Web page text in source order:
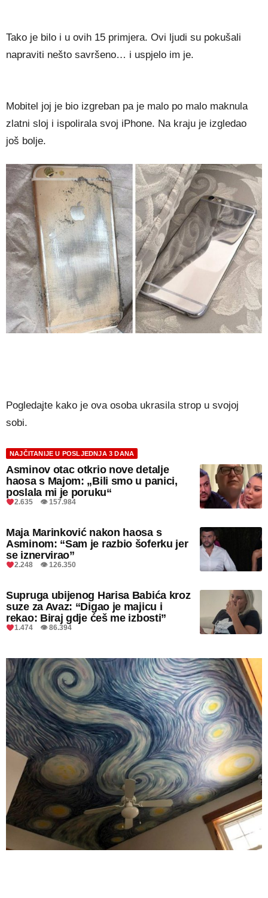
Tako je bilo i u ovih 15 primjera. Ovi ljudi su pokušali
napraviti nešto savršeno… i uspjelo im je.
Mobitel joj je bio izgreban pa je malo po malo maknula
zlatni sloj i ispolirala svoj iPhone. Na kraju je izgledao
još bolje.
Pogledajte kako je ova osoba ukrasila strop u svojoj
sobi.
NAJČITANIJE U POSLJEDNJA 3 DANA
Asminov otac otkrio nove detalje
haosa s Majom: „Bili smo u panici,
poslala mi je poruku“
2.635 👁 157.984
Maja Marinković nakon haosa s
Asminom: “Sam je razbio šoferku jer
se iznervirao”
2.248 👁 126.350
Supruga ubijenog Harisa Babića kroz
suze za Avaz: “Digao je majicu i
rekao: Biraj gdje ćeš me izbosti”
1.474 👁 86.394